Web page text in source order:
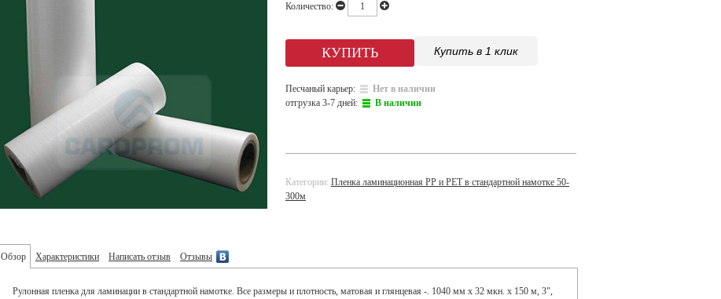
Количество:
Купить в 1 клик
Песчаный карьер:
Нет в наличии
отгрузка 3-7 дней:
В наличии
Категории: Пленка ламинационная PP и PET в стандартной намотке 50-
300м
Обзор Характеристики Написать отзыв Отзывы
Рулонная пленка для ламинации в стандартной намотке. Все размеры и плотность, матовая и глянцевая -. 1040 мм х 32 мкн. х 150 м, 3",